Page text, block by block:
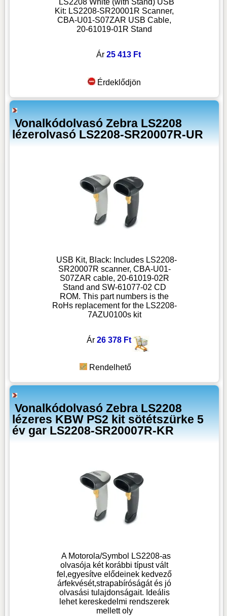
Kit: LS2208-SR20001R Scanner,
CBA-U01-S07ZAR USB Cable,
20-61019-01R Stand
Ár25 413 Ft
Érdeklődjön
Vonalkódolvasó Zebra LS2208
lézerolvasó LS2208-SR20007R-UR
USB Kit, Black: Includes LS2208-
SR20007R scanner, CBA-U01-
S07ZAR cable, 20-61019-02R
Stand and SW-61077-02 CD
ROM. This part numbers is the
RoHs replacement for the LS2208-
7AZU0100s kit
Ár 26 378 Ft
Rendelhető
Vonalkódolvasó Zebra LS2208
lézeres KBW PS2 kit sötétszürke 5
év gar LS2208-SR20007R-KR
A Motorola/Symbol LS2208-as
olvasója két korábbi típust vált
fel,egyesítve elődeinek kedvező
árfekvését,strapabíróságát és jó
olvasási tulajdonságait. Ideális
lehet kereskedelmi rendszerek
mellett oly